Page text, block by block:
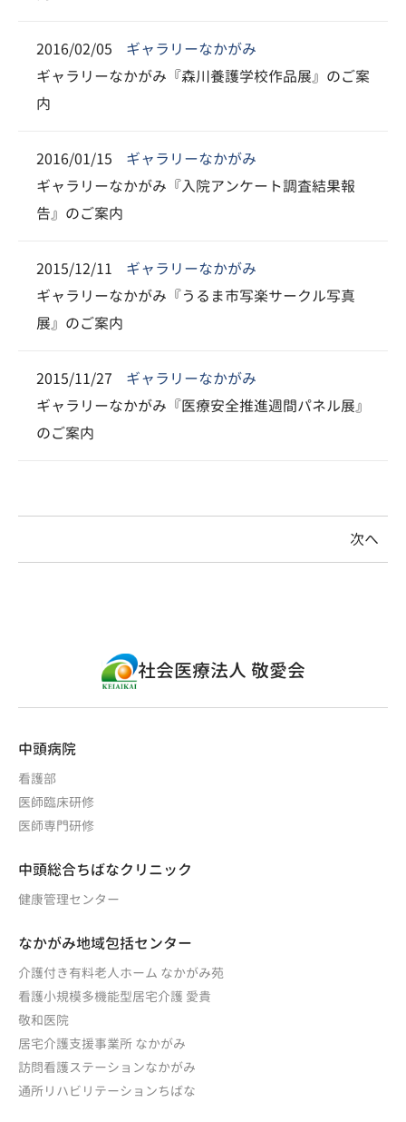
2016/02/05
ギャラリーなかがみ
ギャラリーなかがみ『森川養護学校作品展』のご案
内
2016/01/15
ギャラリーなかがみ
ギャラリーなかがみ『入院アンケート調査結果報
告』のご案内
2015/12/11
ギャラリーなかがみ
ギャラリーなかがみ『うるま市写楽サークル写真
展』のご案内
2015/11/27
ギャラリーなかがみ
ギャラリーなかがみ『医療安全推進週間パネル展』
のご案内
次へ
社会医療法人 敬愛会
中頭病院
看護部
医師臨床研修
医師専門研修
中頭総合ちばなクリニック
健康管理センター
なかがみ地域包括センター
介護付き有料老人ホーム なかがみ苑
看護小規模多機能型居宅介護 愛貴
敬和医院
居宅介護支援事業所 なかがみ
訪問看護ステーションなかがみ
通所リハビリテーションちばな